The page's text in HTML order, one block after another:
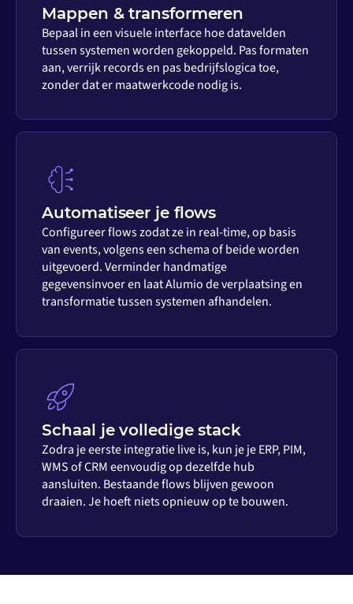
Mappen & transformeren
Bepaal in een visuele interface hoe datavelden
tussen systemen worden gekoppeld. Pas formaten
aan, verrijk records en pas bedrijfslogica toe,
zonder dat er maatwerkcode nodig is.
Automatiseer je flows
Configureer flows zodat ze in real-time, op basis
van events, volgens een schema of beide worden
uitgevoerd. Verminder handmatige
gegevensinvoer en laat Alumio de verplaatsing en
transformatie tussen systemen afhandelen.
Schaal je volledige stack
Zodra je eerste integratie live is, kun je je ERP, PIM,
WMS of CRM eenvoudig op dezelfde hub
aansluiten. Bestaande flows blijven gewoon
draaien. Je hoeft niets opnieuw op te bouwen.